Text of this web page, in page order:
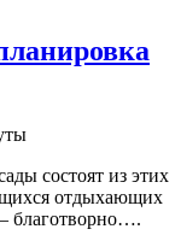
состоят из этих
отдыхающих
благотворно….